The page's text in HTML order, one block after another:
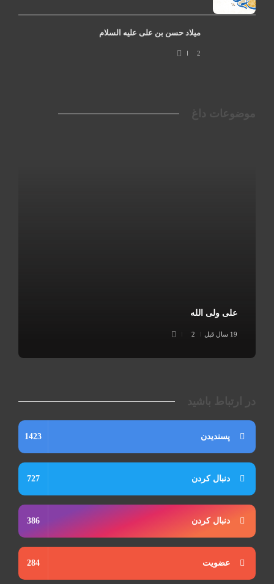
میلاد حسن بن علی علیه السلام
2
علی ولی الله
19 سال قبل 2
پسندیدن 1423
دنبال کردن 727
دنبال کردن 386
عضویت 284